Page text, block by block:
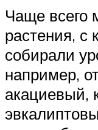
Чаще всего
растения, с
собирали
например,
акациевый,